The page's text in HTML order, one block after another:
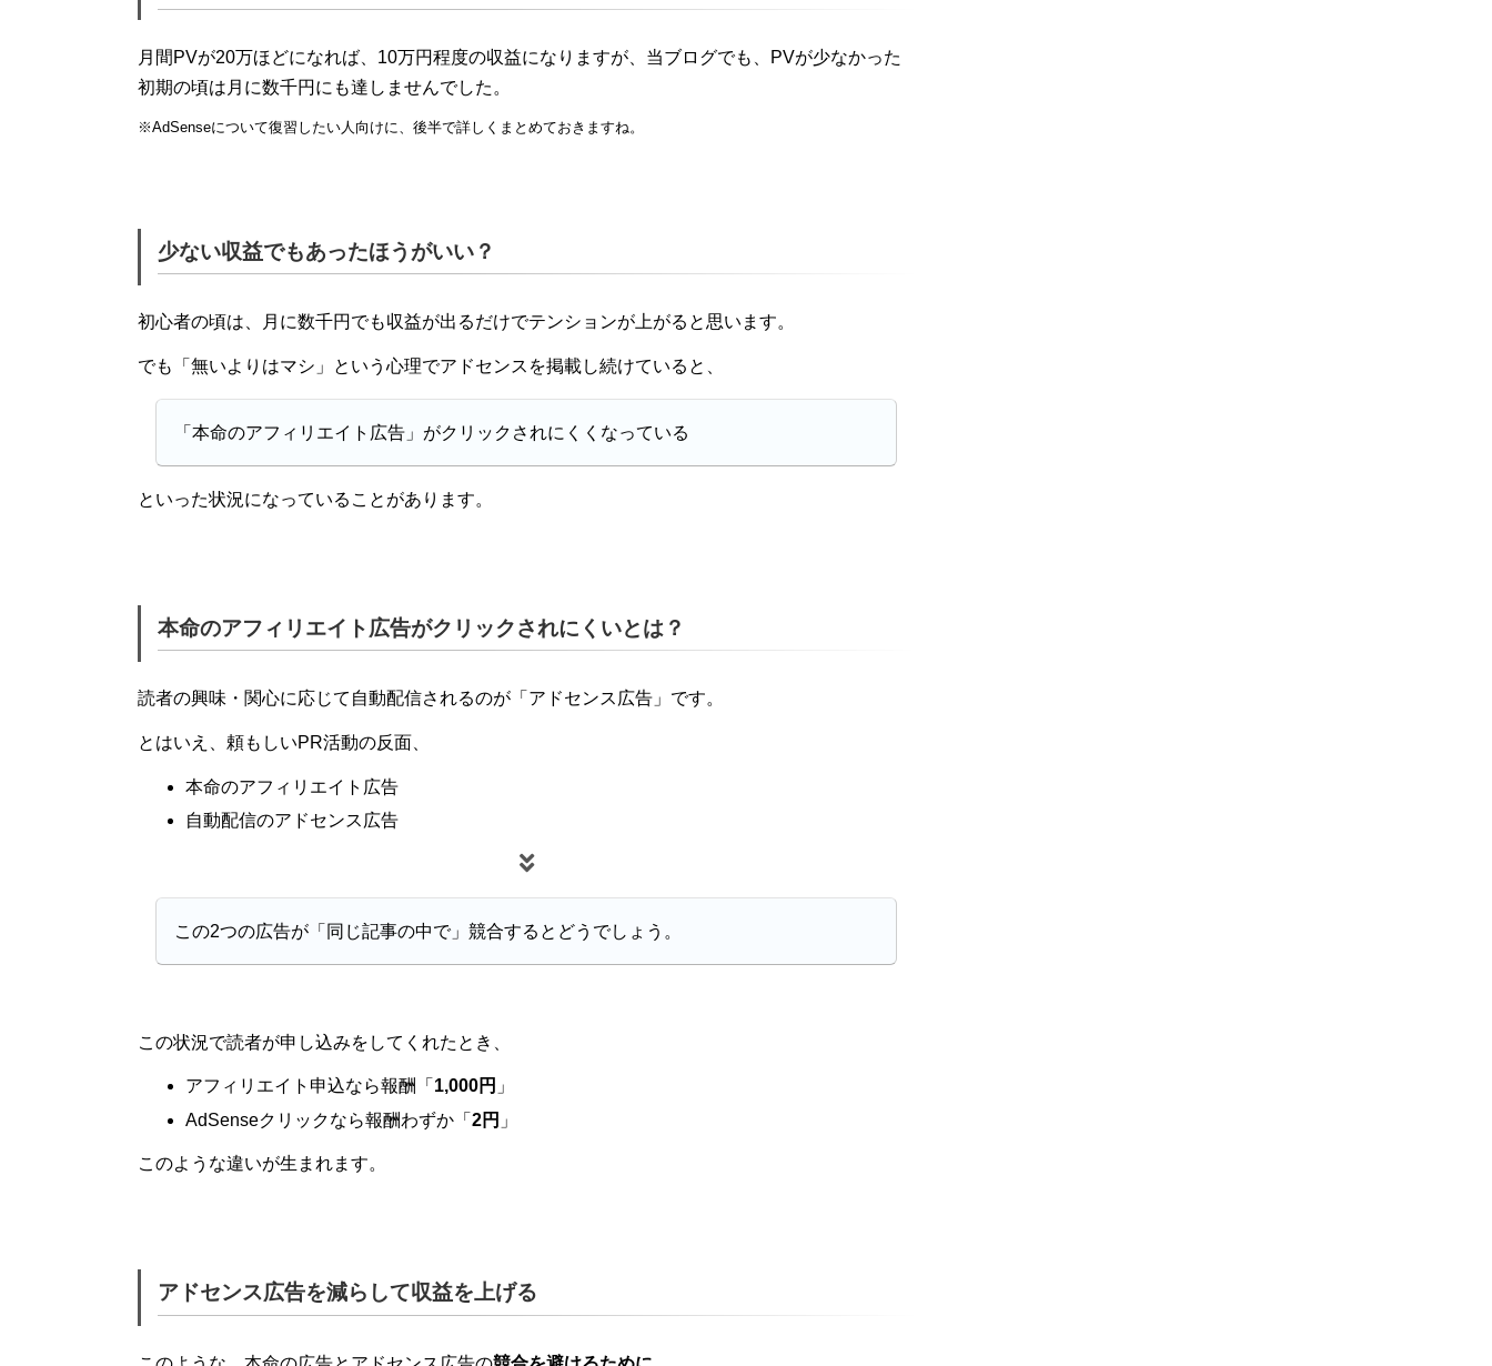
月間PVが20万ほどになれば、10万円程度の収益になりますが、当ブログでも、PVが少なかった
初期の頃は月に数千円にも達しませんでした。
※AdSenseについて復習したい人向けに、後半で詳しくまとめておきますね。
少ない収益でもあったほうがいい？
初心者の頃は、月に数千円でも収益が出るだけでテンションが上がると思います。
でも「無いよりはマシ」という心理でアドセンスを掲載し続けていると、
「本命のアフィリエイト広告」がクリックされにくくなっている
といった状況になっていることがあります。
本命のアフィリエイト広告がクリックされにくいとは？
読者の興味・関心に応じて自動配信されるのが「アドセンス広告」です。
とはいえ、頼もしいPR活動の反面、
本命のアフィリエイト広告
自動配信のアドセンス広告
この2つの広告が「同じ記事の中で」競合するとどうでしょう。
この状況で読者が申し込みをしてくれたとき、
アフィリエイト申込なら報酬「 1,000円 」
AdSenseクリックなら報酬わずか「2円 」
このような違いが生まれます。
アドセンス広告を減らして収益を上げる